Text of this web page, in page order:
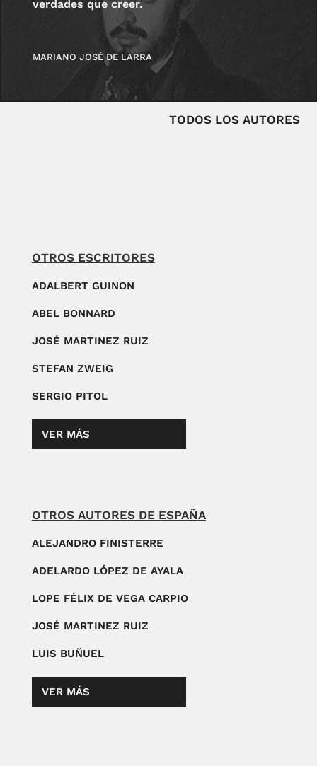
verdades que creer.
MARIANO JOSÉ DE LARRA
TODOS LOS AUTORES
OTROS ESCRITORES
ADALBERT GUINON
ABEL BONNARD
JOSÉ MARTINEZ RUIZ
STEFAN ZWEIG
SERGIO PITOL
VER MÁS
OTROS AUTORES DE ESPAÑA
ALEJANDRO FINISTERRE
ADELARDO LÓPEZ DE AYALA
LOPE FÉLIX DE VEGA CARPIO
JOSÉ MARTINEZ RUIZ
LUIS BUÑUEL
VER MÁS